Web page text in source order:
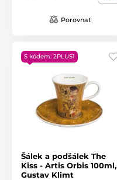
Porovnat
S kódem: 2PLUS1
Šálek a podšálek The
Kiss - Artis Orbis 100ml,
Gustav Klimt